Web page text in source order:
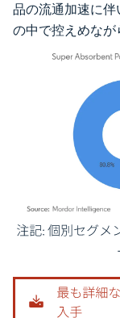
品の流通加速に
の中で控えめなが
画像 © Mordor